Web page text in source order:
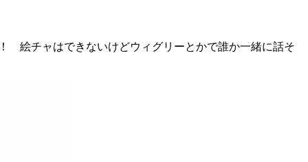
絵チャはできないけどウィグリーとかで誰か一緒に話そ